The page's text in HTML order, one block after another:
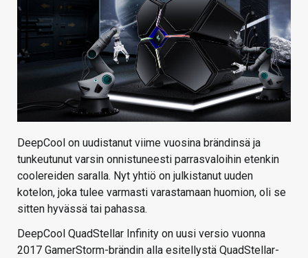
HAKU
DeepCool on uudistanut viime vuosina brändinsä ja
tunkeutunut varsin onnistuneesti parrasvaloihin etenkin
coolereiden saralla. Nyt yhtiö on julkistanut uuden
kotelon, joka tulee varmasti varastamaan huomion, oli se
sitten hyvässä tai pahassa.
DeepCool QuadStellar Infinity on uusi versio vuonna
2017 GamerStorm-brändin alla esitellystä QuadStellar-